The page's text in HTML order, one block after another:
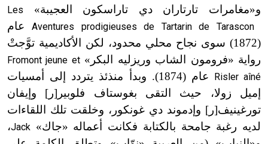
و«مغامرات تارتاران دي تاراسكون العجيبة»
Les
Aventures prodigieuses de Tartarin de Tarasconعام
(1872)
سوى نجاح محلي محدود، لكن الأكاديمية توَّجتْ
رواية «فرومون الشاب وريزليه البكر»Fromont jeune et
Risler aîné
عام (1874)
. وبدأ منذئذ يتردد إلى أمسيات
إميل زولا، حيث التقى بغوستاف فلوبير[ر] وإيفان
تورغينيف[ر] وإدموند دي غونكور، وخلقت تلك اللقاءات
لديه رغبة جامحة بالكتابة فكانت أعماله «جاك» Jack،